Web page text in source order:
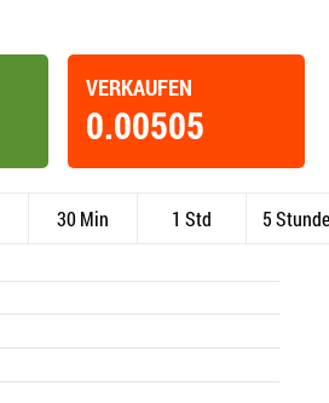
VERKAUFEN
0.00505
30 Min 1 Std 5